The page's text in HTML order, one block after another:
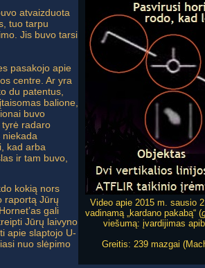
Video apie 2015 m. sausio
vadinamą „kardano pakabą“ (
viešumą: įvardijimas
Greitis: 239 mazgai
atvaizduota
tuo tarpu
Jis buvo tarsi
pasakojo apie
centre. Ar yra
du patentus,
balione,
buvo
tyrė radaro
kad arba
ir tam buvo,
kokią nors
raportą Jūrų
gali
Jūrų laivyno
apie slaptojo U-
nuo slėpimo